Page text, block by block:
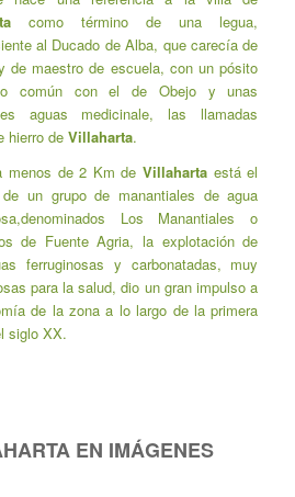
como término de una legua,
al Ducado de Alba, que carecía de
de maestro de escuela, con un pósito
común con el de Obejo y unas
aguas medicinale, las llamadas
hierro de Villaharta.
menos de 2 Km deVillaharta está el
un grupo de manantiales de agua
Los Manantiales o
de Fuente Agria, la explotación de
ferruginosas y carbonatadas, muy
para la salud, dio un gran impulso a
de la zona a lo largo de la primera
siglo XX.
EN IMÁGENES